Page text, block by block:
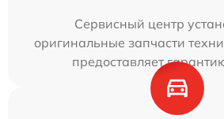
Сервисный центр
оригинальные запчасти
предоставляет